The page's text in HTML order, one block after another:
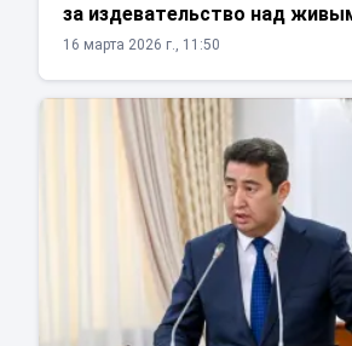
за издевательство над
16 марта 2026 г., 11:50